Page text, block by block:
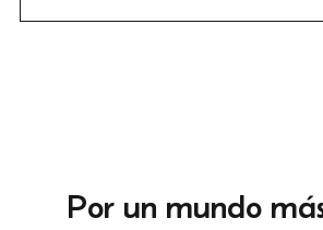
Por un mundo